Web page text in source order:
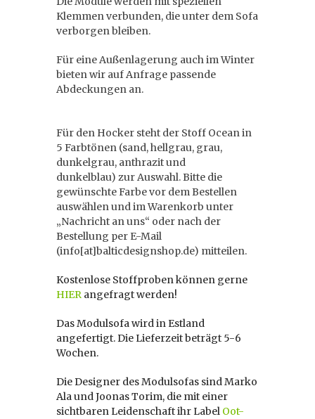
Klemmen verbunden, die unter dem Sofa
verborgen bleiben.
Für eine Außenlagerung auch im Winter
bieten wir auf Anfrage passende
Abdeckungen an.
Für den Hocker steht der Stoff Ocean in
5 Farbtönen (sand, hellgrau, grau,
dunkelgrau, anthrazit und
dunkelblau) zur Auswahl. Bitte die
gewünschte Farbe vor dem Bestellen
auswählen und im Warenkorb unter
„Nachricht an uns“ oder nach der
Bestellung per E-Mail
(info[at]balticdesignshop.de) mitteilen.
Kostenlose Stoffproben können gerne
HIER angefragt werden!
Das Modulsofa wird in Estland
angefertigt. Die Lieferzeit beträgt 5-6
Wochen.
Die Designer des Modulsofas sind Marko
Ala und Joonas Torim, die mit einer
sichtbaren Leidenschaft ihr Label Oot-